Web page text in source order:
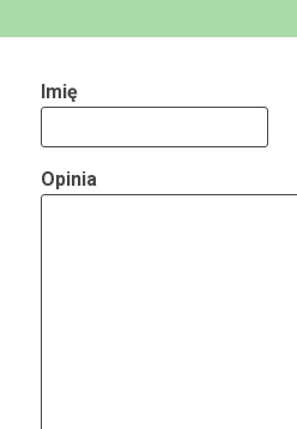
Imię
Opinia